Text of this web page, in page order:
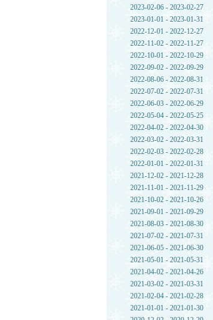
2023-02-06 - 2023-02-27
2023-01-01 - 2023-01-31
2022-12-01 - 2022-12-27
2022-11-02 - 2022-11-27
2022-10-01 - 2022-10-29
2022-09-02 - 2022-09-29
2022-08-06 - 2022-08-31
2022-07-02 - 2022-07-31
2022-06-03 - 2022-06-29
2022-05-04 - 2022-05-25
2022-04-02 - 2022-04-30
2022-03-02 - 2022-03-31
2022-02-03 - 2022-02-28
2022-01-01 - 2022-01-31
2021-12-02 - 2021-12-28
2021-11-01 - 2021-11-29
2021-10-02 - 2021-10-26
2021-09-01 - 2021-09-29
2021-08-03 - 2021-08-30
2021-07-02 - 2021-07-31
2021-06-05 - 2021-06-30
2021-05-01 - 2021-05-31
2021-04-02 - 2021-04-26
2021-03-02 - 2021-03-31
2021-02-04 - 2021-02-28
2021-01-01 - 2021-01-30